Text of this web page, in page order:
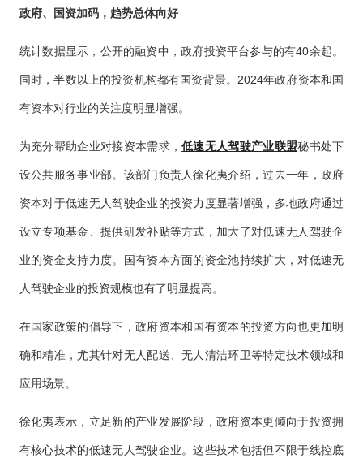
政府、国资加码，趋势总体向好
统计数据显示，公开的融资中，政府投资平台参与的有40余起。
同时，半数以上的投资机构都有国资背景。2024年政府资本和国
有资本对行业的关注度明显增强。
为充分帮助企业对接资本需求，低速无人驾驶产业联盟秘书处下
设公共服务事业部。该部门负责人徐化夷介绍，过去一年，政府
资本对于低速无人驾驶企业的投资力度显著增强，多地政府通过
设立专项基金、提供研发补贴等方式，加大了对低速无人驾驶企
业的资金支持力度。国有资本方面的资金池持续扩大，对低速无
人驾驶企业的投资规模也有了明显提高。
在国家政策的倡导下，政府资本和国有资本的投资方向也更加明
确和精准，尤其针对无人配送、无人清洁环卫等特定技术领域和
应用场景。
徐化夷表示，立足新的产业发展阶段，政府资本更倾向于投资拥
有核心技术的低速无人驾驶企业。这些技术包括但不限于线控底